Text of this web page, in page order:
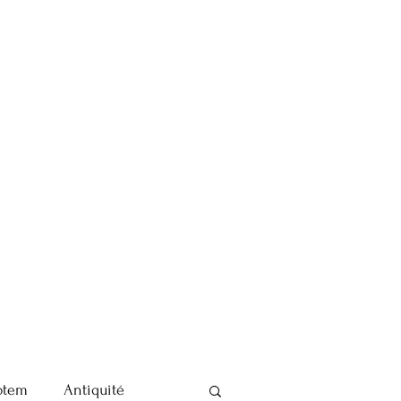
Antiquité